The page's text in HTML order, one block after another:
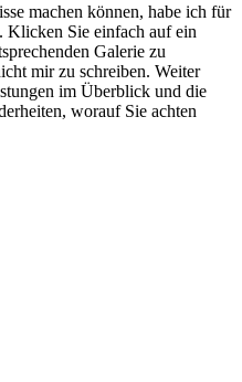
machen können, habe ich für
Klicken Sie einfach auf ein
Galerie zu
mir zu schreiben. Weiter
im Überblick und die
worauf Sie achten